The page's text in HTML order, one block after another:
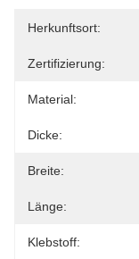
Herkunftsort:
Zertifizierung:
Material:
Dicke:
Breite:
Länge:
Klebstoff: